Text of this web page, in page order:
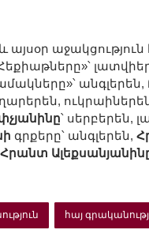
այսօր աջակցություն
անգլերեն,
՝ սերբերեն,
գրքերը՝ անգլերեն,
Հրանտ
հայ